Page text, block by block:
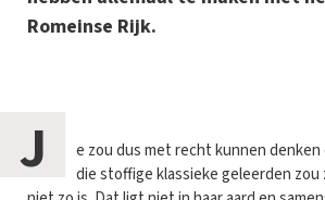
Romeinse Rijk.
J
e zou dus met recht kunnen denken
die stoffige klassieke geleerden zou